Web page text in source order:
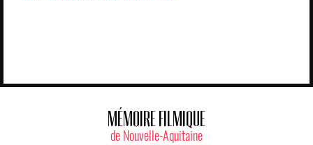
MÉMOIRE FILMIQUE
de Nouvelle-Aquitaine